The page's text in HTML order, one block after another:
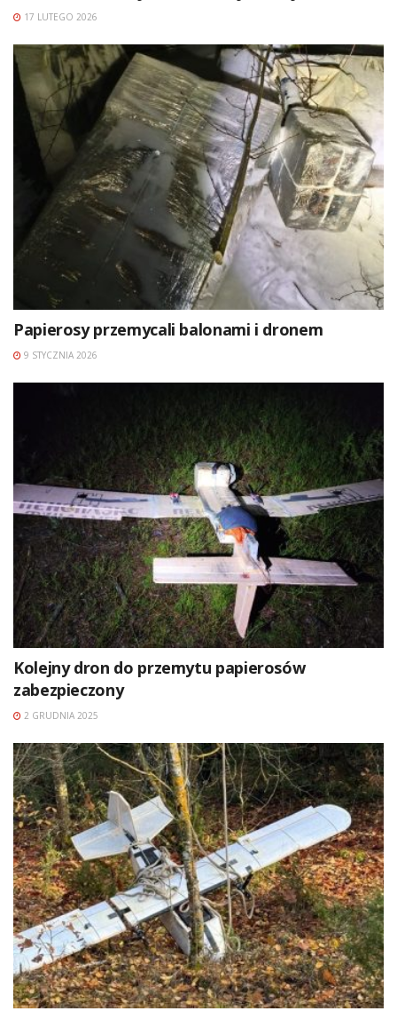
17 LUTEGO 2026
Papierosy przemycali balonami i dronem
9 STYCZNIA 2026
Kolejny dron do przemytu papierosów
zabezpieczony
2 GRUDNIA 2025